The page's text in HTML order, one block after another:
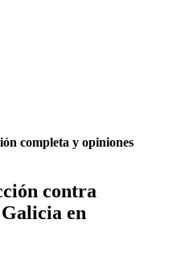
completa y opiniones
contra
en